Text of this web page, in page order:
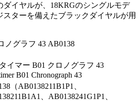
ダイヤルが、18KRGのシングルモデ
スターを備えたブラックダイヤルが用
ノグラフ 43 AB0138
イマー B01 クロノグラフ 43
B01 Chronograph 43
（AB0138211B1P1、
、AB0138241G1P1、